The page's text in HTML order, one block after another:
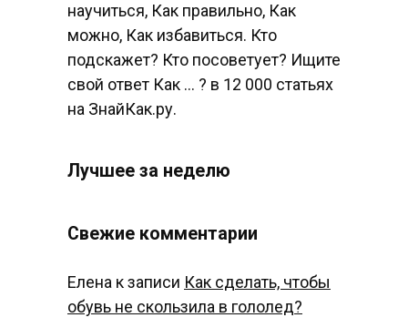
научиться, Как правильно, Как
можно, Как избавиться. Кто
подскажет? Кто посоветует? Ищите
свой ответ Как … ? в 12 000 статьях
на ЗнайКак.ру.
Лучшее за неделю
Свежие комментарии
Елена к записи Как сделать, чтобы
обувь не скользила в гололед?